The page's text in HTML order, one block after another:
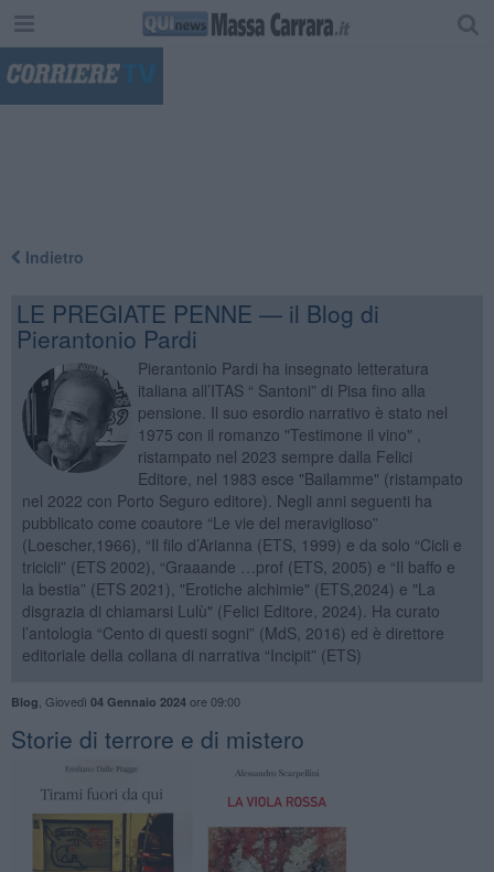
Indietro
LE PREGIATE PENNE — il Blog di
Pierantonio Pardi
Pierantonio Pardi ha insegnato letteratura
italiana all’ITAS “ Santoni” di Pisa fino alla
pensione. Il suo esordio narrativo è stato nel
1975 con il romanzo "Testimone il vino" ,
ristampato nel 2023 sempre dalla Felici
Editore, nel 1983 esce "Bailamme" (ristampato
nel 2022 con Porto Seguro editore). Negli anni seguenti ha
pubblicato come coautore “Le vie del meraviglioso”
(Loescher,1966), “Il filo d’Arianna (ETS, 1999) e da solo “Cicli e
tricicli” (ETS 2002), “Graaande …prof (ETS, 2005) e “Il baffo e
la bestia” (ETS 2021), "Erotiche alchimie" (ETS,2024) e "La
disgrazia di chiamarsi Lulù" (Felici Editore, 2024). Ha curato
l’antologia “Cento di questi sogni” (MdS, 2016) ed è direttore
editoriale della collana di narrativa “Incipit” (ETS)
Blog Giovedì 04 Gennaio 2024ore 09:00
Storie di terrore e di mistero